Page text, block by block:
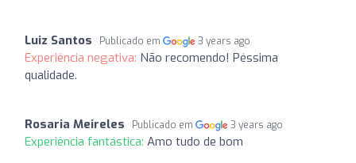
Luiz Santos Publicado em 3 years ago
Experiência negativa: Não recomendo! Péssima
qualidade.
Rosaria Meireles Publicado em 3 years ago
Experiência fantástica: Amo tudo de bom